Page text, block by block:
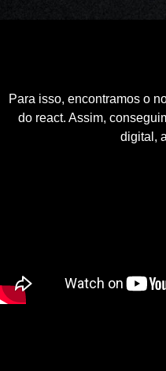
Para isso, encontramos o
do react. Assim,
digital,